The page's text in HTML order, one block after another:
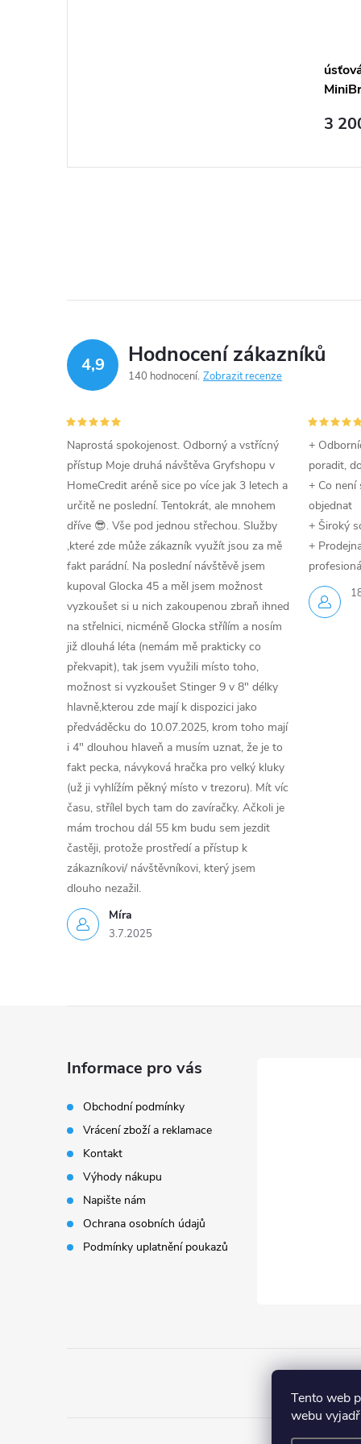
Tento web
webu
3
4,9 Hodnocení zákazníků
140 hodnocení Zobrazit recenze
Míra
3.7.2025
Naprostá spokojenost. Odborný a vstřícný
přístup Moje druhá návštěva Gryfshopu v
HomeCredit aréně sice po více jak 3 letech a
určitě ne poslední. Tentokrát, ale mnohem
dříve 😎. Vše pod jednou střechou. Služby
,které zde může zákazník využít jsou za mě
fakt parádní. Na poslední návštěvě jsem
kupoval Glocka 45 a měl jsem možnost
vyzkoušet si u nich zakoupenou zbraň ihned
na střelnici, nicméně Glocka střílím a nosím
již dlouhá léta (nemám mě prakticky co
překvapit), tak jsem využili místo toho,
možnost si vyzkoušet Stinger 9 v 8" délky
hlavně,kterou zde mají k dispozici jako
předváděcku do 10.07.2025, krom toho mají
i 4" dlouhou hlaveň a musím uznat, že je to
fakt pecka, návyková hračka pro velký kluky
(už ji vyhlížím pěkný místo v trezoru). Mít víc
času, střílel bych tam do zavíračky. Ačkoli je
mám trochou dál 55 km budu sem jezdit
častěji, protože prostředí a přístup k
zákazníkovi/ návštěvníkovi, který jsem
dlouho nezažil.
+
poradit,
+ Co není
objednat
+ Široký
+
Informace pro vás
Obchodní podmínky
Vrácení zboží a reklamace
Kontakt
Výhody nákupu
Napište nám
Ochrana osobních údajů
Podmínky uplatnění poukazů